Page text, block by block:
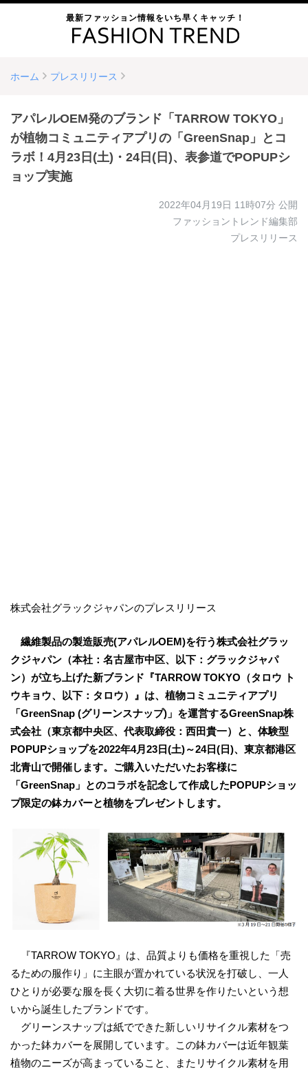
最新ファッション情報をいち早くキャッチ！
ホーム プレスリリース
アパレルOEM発のブランド「TARROW TOKYO」
が植物コミュニティアプリの「GreenSnap」とコ
ラボ！4月23日(土)・24日(日)、表参道でPOPUPシ
ョップ実施
2022年04月19日 11時07分 公開
ファッショントレンド編集部
プレスリリース
株式会社グラックジャパンのプレスリリース
繊維製品の製造販売(アパレルOEM)を行う株式会社グラッ
クジャパン（本社：名古屋市中区、以下：グラックジャパ
ン）が立ち上げた新ブランド『TARROW TOKYO（タロウ ト
ウキョウ、以下：タロウ）』は、植物コミュニティアプリ
「GreenSnap (グリーンスナップ)」を運営するGreenSnap株
式会社（東京都中央区、代表取締役：西田貴一）と、体験型
POPUPショップを2022年4月23日(土)～24日(日)、東京都港区
北青山で開催します。ご購入いただいたお客様に
「GreenSnap」とのコラボを記念して作成したPOPUPショッ
プ限定の鉢カバーと植物をプレゼントします。
『TARROW TOKYO』は、品質よりも価格を重視した「売
るための服作り」に主眼が置かれている状況を打破し、一人
ひとりが必要な服を長く大切に着る世界を作りたいという想
いから誕生したブランドです。
グリーンスナップは紙でできた新しいリサイクル素材をつ
かった鉢カバーを展開しています。この鉢カバーは近年観葉
植物のニーズが高まっていること、またリサイクル素材を用